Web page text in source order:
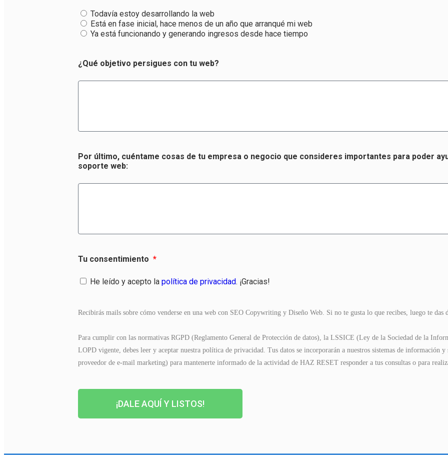
Todavía estoy desarrollando la web
Está en fase inicial, hace menos de un año que arranqué mi web
Ya está funcionando y generando ingresos desde hace tiempo
¿Qué objetivo persigues con tu web?
Por último, cuéntame cosas de tu empresa o negocio que consideres importantes para poder
soporte web:
Tu consentimiento
He leído y acepto lapolítica de privacidad. ¡Gracias!
Recibirás mails sobre cómo venderse en una web con SEO Copywriting y Diseño Web. Si no te gusta lo que recibes, luego te das
Para cumplir con las normativas RGPD (Reglamento General de Protección de datos), la LSSICE (Ley de la Sociedad de la
LOPD vigente, debes leer y aceptar nuestra política de privacidad. Tus datos se incorporarán a nuestros sistemas de información y
proveedor de e-mail marketing) para mantenerte informado de la actividad de HAZ RESET responder a tus consultas o para
¡DALE AQUÍ Y LISTOS!